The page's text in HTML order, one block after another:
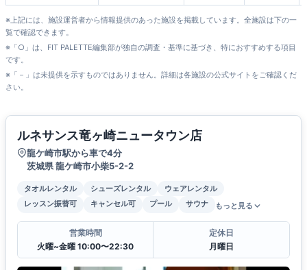
※上記には、施設運営者から情報提供のあった施設を掲載しています。全施設は下の一
覧で確認できます。
※「○」は、FIT PALETTE編集部が独自の調査・基準に基づき、特におすすめする項目
です。
※「－」は未提供を示すものではありません。詳細は各施設の公式サイトをご確認くだ
さい。
ルネサンス竜ヶ崎ニュータウン店
龍ケ崎市駅から車で4分
茨城県 龍ケ崎市小柴5-2-2
タオルレンタル シューズレンタル
ウェアレンタル
レッスン振替可
キャンセル可 プール サウナ もっと見る
営業時間
火曜~金曜 10:00〜22:30
定休日
月曜日